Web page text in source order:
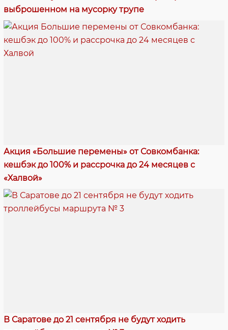
выброшенном на мусорку трупе
Акция «Большие перемены» от Совкомбанка:
кешбэк до 100% и рассрочка до 24 месяцев с
«Халвой»
В Саратове до 21 сентября не будут ходить